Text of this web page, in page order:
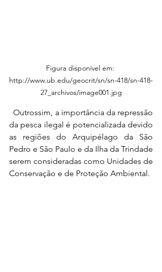
Figura disponível em:
http://www.ub.edu/geocrit/sn/sn-418/sn-418-
27_archivos/image001.jpg
  Outrossim, a importância da repressão
da pesca ilegal é potencializada devido
as regiões do Arquipélago da São
Pedro e São Paulo e da Ilha da Trindade
serem consideradas como Unidades de
Conservação e de Proteção Ambiental.